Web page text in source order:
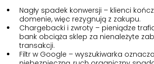
Nagły spadek konwersji – klienci
domenie, więc rezygnują z zakupu.
Chargebacki i zwroty – pieniądze
bank obciąża sklep za nienależyte
transakcji.
Filtr w Google – wyszukiwarka